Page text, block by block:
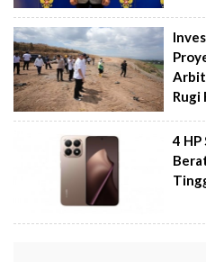
Rugi
4